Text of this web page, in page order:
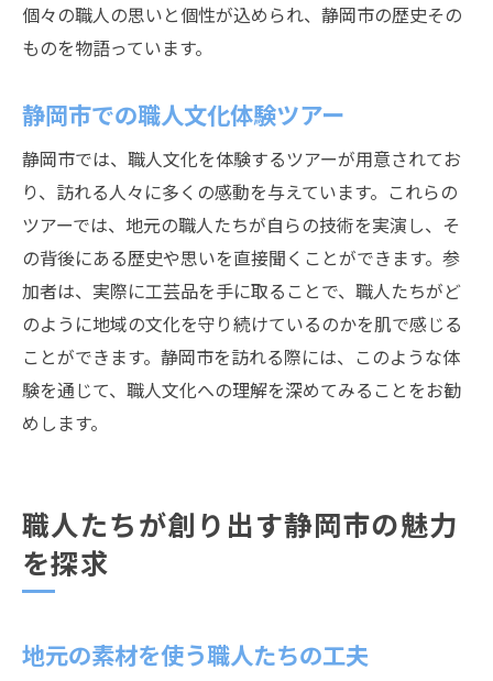
個々の職人の思いと個性が込められ、静岡市の歴史その
ものを物語っています。
静岡市での職人文化体験ツアー
静岡市では、職人文化を体験するツアーが用意されてお
り、訪れる人々に多くの感動を与えています。これらの
ツアーでは、地元の職人たちが自らの技術を実演し、そ
の背後にある歴史や思いを直接聞くことができます。参
加者は、実際に工芸品を手に取ることで、職人たちがど
のように地域の文化を守り続けているのかを肌で感じる
ことができます。静岡市を訪れる際には、このような体
験を通じて、職人文化への理解を深めてみることをお勧
めします。
職人たちが創り出す静岡市の魅力
を探求
地元の素材を使う職人たちの工夫